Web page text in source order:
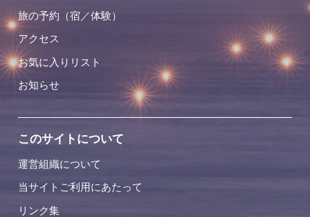
旅の予約（宿／体験）
アクセス
お気に入りリスト
お知らせ
このサイトについて
運営組織について
当サイトご利用にあたって
リンク集